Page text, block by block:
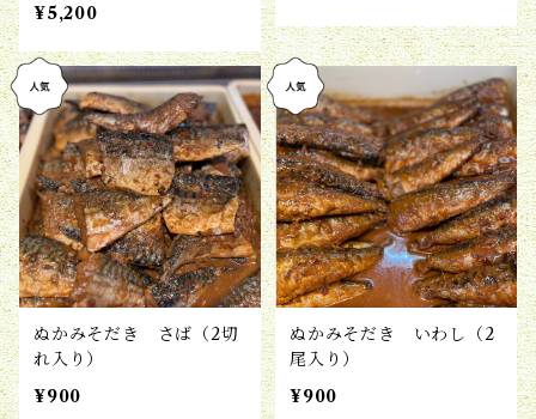
¥5,200
ぬかみそだき さば（2切
れ入り）
¥900
ぬかみそだき いわし（2
尾入り）
¥900